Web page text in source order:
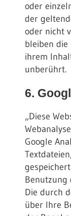
oder
der
oder nicht
bleiben die
ihrem
unberührt.
6.
„Diese
Google
Benutzung
Die durch
über Ihre